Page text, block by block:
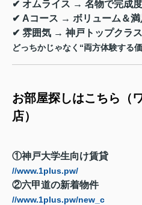
✔ オムライス → 名物で完成
✔ Aコース → ボリューム＆満
✔ 雰囲気 → 神戸トップクラス
どっちかじゃなく“両方体験する
お部屋探しはこちら（
店）
①神戸大学生向け賃貸
//www.1plus.pw/
②六甲道の新着物件
//www.1plus.pw/new_c